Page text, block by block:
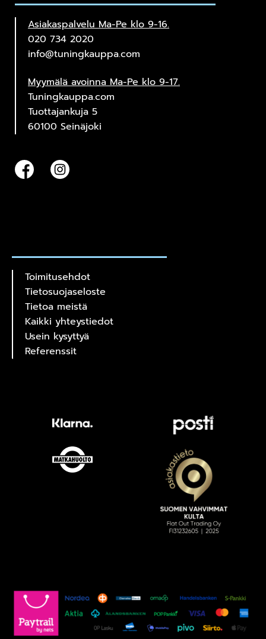
Asiakaspalvelu Ma-Pe klo 9-16.
020 734 2020
info@tuningkauppa.com
Myymälä avoinna Ma-Pe klo 9-17.
Tuningkauppa.com
Tuottajankuja 5
60100 Seinäjoki
Toimitusehdot
Tietosuojaseloste
Tietoa meistä
Kaikki yhteystiedot
Usein kysyttyä
Referenssit